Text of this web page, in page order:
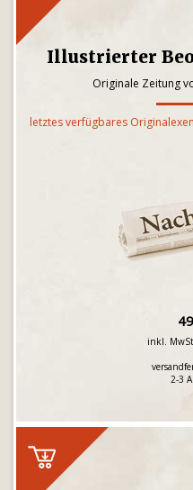
Illustrierter
Originale Zeitung
letztes verfügbares
inkl.
2-3